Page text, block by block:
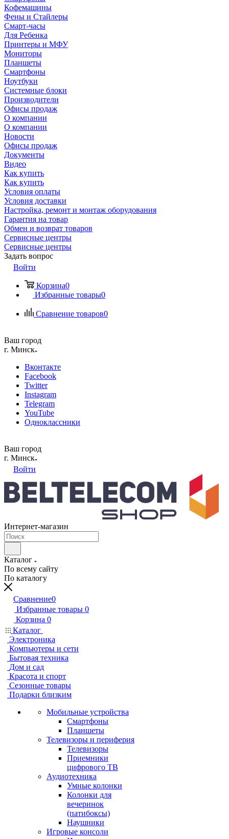
Кофемашины
Фены и Стайлеры
Смарт-часы
Для Ребенка
Принтеры и МФУ
Мониторы
Планшеты
Смартфоны
Ноутбуки
Системные блоки
Производители
Офисы продаж
О компании
О компании
Новости
Офисы продаж
Документы
Видео
Как купить
Как купить
Условия оплаты
Условия доставки
Настройка, ремонт и монтаж оборудования
Гарантия на товар
Обмен и возврат товаров
Сервисные центры
Сервисные центры
Задать вопрос
Войти
Корзина0
Избранные товары0
Сравнение товаров0
Ваш город
г. Минск
Вконтакте
Facebook
Twitter
Instagram
Telegram
YouTube
Одноклассники
Ваш город
г. Минск
Войти
Интернет-магазин
Каталог
По всему сайту
По каталогу
Сравнение0
Избранные товары 0
Корзина 0
Каталог
Электроника
Компьютеры и сети
Бытовая техника
Дом и сад
Красота и спорт
Сезонные товары
Подарки близким
Мобильные устройства
Смартфоны
Планшеты
Телевизоры и периферия
Телевизоры
Приемники
цифрового ТВ
Аудиотехника
Умные колонки
Колонки для
вечеринок
(патибоксы)
Наушники
Игровые консоли